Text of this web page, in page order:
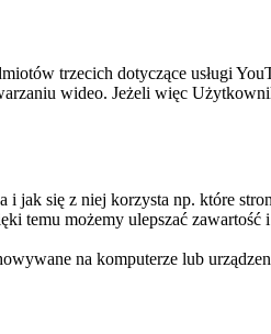
trzecich dotyczące usługi
wideo. Jeżeli więc
jak się z niej korzysta np. które
temu możemy ulepszać
na komputerze lub